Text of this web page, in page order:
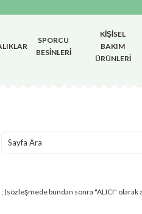
SPORCU
BESINLERI
KIŞISEL
BAKIM
ÜRÜNLERI
bundan sonra "ALICI" olarak